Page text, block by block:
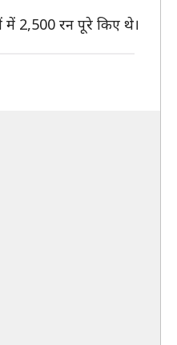
2,500 रन पूरे किए थे।